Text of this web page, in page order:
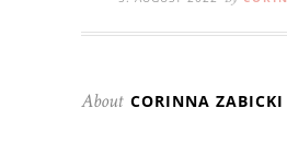
About CORINNA ZABICKI